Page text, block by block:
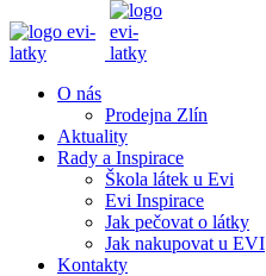
O nás
Prodejna Zlín
Aktuality
Rady a Inspirace
Škola látek u Evi
Evi Inspirace
Jak pečovat o látky
Jak nakupovat u EVI
Kontakty